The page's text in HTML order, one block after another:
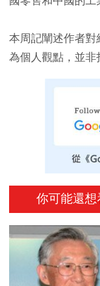
本周記闡述作者對
為個人觀點，並
你可能還想